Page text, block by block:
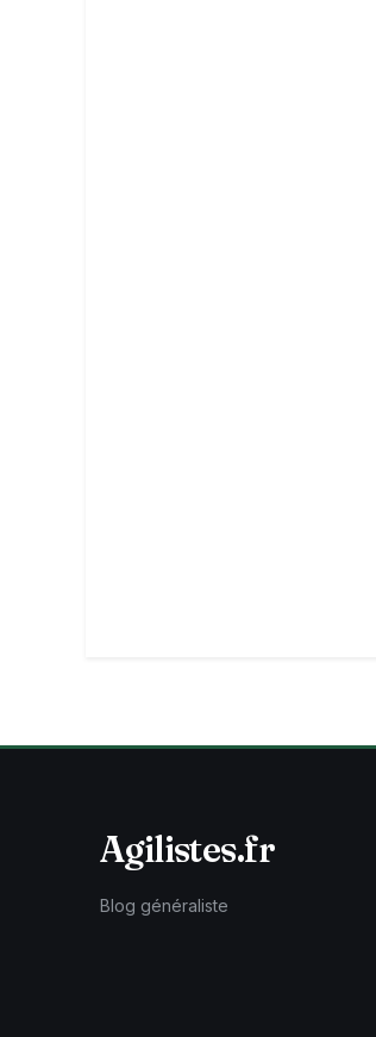
Agilistes.fr
Blog généraliste